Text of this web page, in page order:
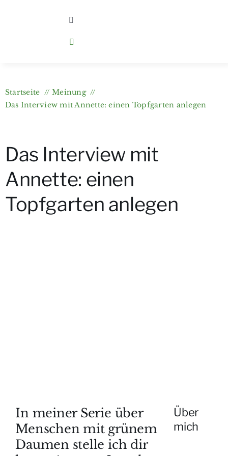
Toggle
Home
Wer bloggt?
Gartenkurse & e-Books
Startseite
Meinung
Das Interview mit Annette: einen Topfgarten anlegen
Das Interview mit
Annette: einen
Topfgarten anlegen
In meiner Serie über
Menschen mit grünem
Daumen stelle ich dir
Über
mich